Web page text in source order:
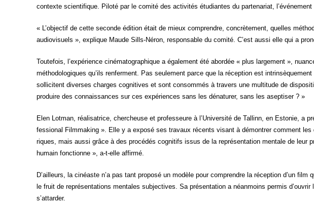
contexte scien­ti­fique. Pilo­té par le comi­té des acti­vi­tés étu­diantes du par­te­na­riat,
« L’objectif de cette seconde édi­tion était de mieux com­prendre, concrè­te­ment, quelles
audio­vi­suels », explique Maude Sills-Néron, res­pon­sable du comi­té. C’est aus­si elle qui a
Tou­te­fois, l’expérience ciné­ma­to­gra­phique a éga­le­ment été abor­dée « plus lar­ge­ment »,
métho­do­lo­giques qu’ils ren­ferment. Pas seule­ment parce que la récep­tion est
sol­li­citent diverses charges cog­ni­tives et sont consom­més à tra­vers une mul­ti­tude de
pro­duire des connais­sances sur ces expé­riences sans les déna­tu­rer, sans les aseptiser ? »
Elen Lot­man, réa­li­sa­trice, cher­cheuse et pro­fes­seure à l’Université de Tal­linn, en Esto­nie, a
fes­sio­nal Film­ma­king ». Elle y a expo­sé ses tra­vaux récents visant à démon­trer com­ment
riques, mais aus­si grâce à des pro­cé­dés cog­ni­tifs issus de la repré­sen­ta­tion men­tale de leur
humain fonc­tionne », a-t-elle affirmé.
D’ailleurs, la cinéaste n’a pas tant pro­po­sé un modèle pour com­prendre la récep­tion d’un
le fruit de repré­sen­ta­tions men­tales sub­jec­tives. Sa pré­sen­ta­tion a néan­moins per­mis
s’attarder.